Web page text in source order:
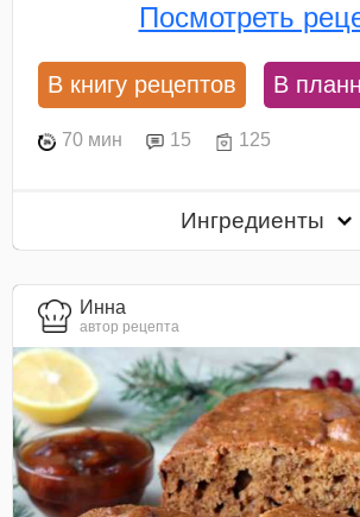
Посмотреть
В книгу рецептов В
70 мин 15 125
Ингредиенты
Инна
автор рецепта